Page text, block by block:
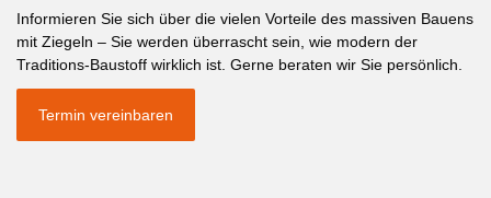
Informieren Sie sich über die vielen Vorteile des massiven Bauens
mit Ziegeln – Sie werden überrascht sein, wie modern der
Traditions-Baustoff wirklich ist. Gerne beraten wir Sie persönlich.
Termin vereinbaren